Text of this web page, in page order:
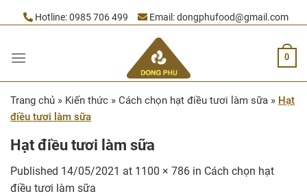
to
Hotline:0985 706 499 Email:dongphufood@gmail.com
0
Trang chủ » Kiến thức » Cách chọn hạt điều tươi làm sữa » Hạt
điều tươi làm sữa
Hạt điều tươi làm sữa
Published 14/05/2021 at 1100 × 786 in Cách chọn hạt
điều tươi làm sữa